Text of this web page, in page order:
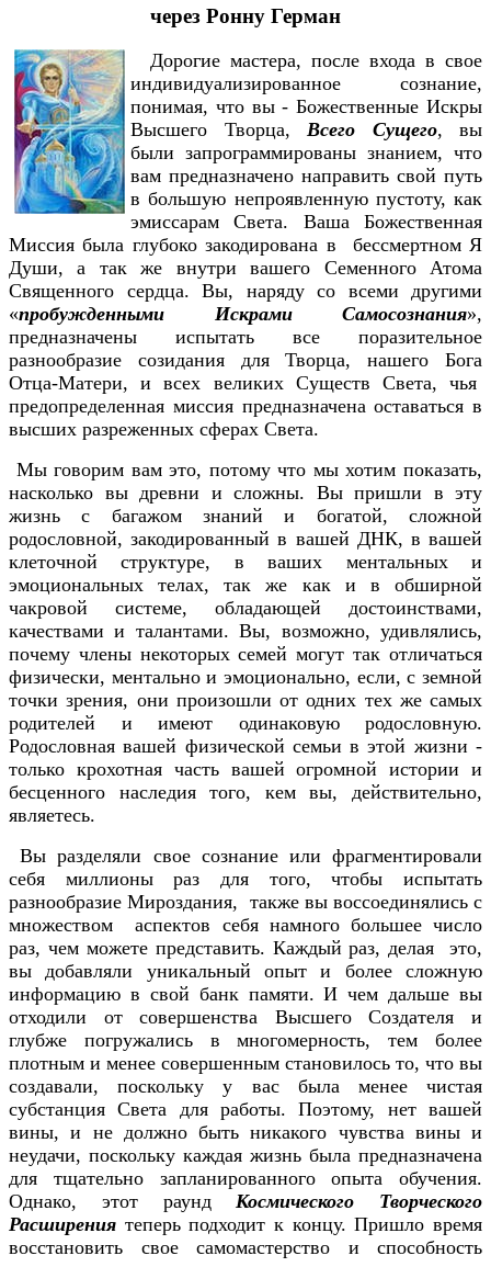
через Ронну Герман
Дорогие мастера, после входа в свое
индивидуализированное сознание,
понимая, что вы - Божественные Искры
Высшего Творца, Всего Сущего, вы
были запрограммированы знанием, что
вам предназначено направить свой путь
в большую непроявленную пустоту, как
эмиссарам Света. Ваша Божественная
Миссия была глубоко закодирована в бессмертном Я
Души, а так же внутри вашего Семенного Атома
Священного сердца. Вы, наряду со всеми другими
«пробужденными Искрами Самосознания»,
предназначены испытать все поразительное
разнообразие созидания для Творца, нашего Бога
Отца-Матери, и всех великих Существ Света, чья
предопределенная миссия предназначена оставаться в
высших разреженных сферах Света.
Мы говорим вам это, потому что мы хотим показать,
насколько вы древни и сложны. Вы пришли в эту
жизнь с багажом знаний и богатой, сложной
родословной, закодированный в вашей ДНК, в вашей
клеточной структуре, в ваших ментальных и
эмоциональных телах, так же как и в обширной
чакровой системе, обладающей достоинствами,
качествами и талантами. Вы, возможно, удивлялись,
почему члены некоторых семей могут так отличаться
физически, ментально и эмоционально, если, с земной
точки зрения, они произошли от одних тех же самых
родителей и имеют одинаковую родословную.
Родословная вашей физической семьи в этой жизни -
только крохотная часть вашей огромной истории и
бесценного наследия того, кем вы, действительно,
являетесь.
Вы разделяли свое сознание или фрагментировали
себя миллионы раз для того, чтобы испытать
разнообразие Мироздания, также вы воссоединялись с
множеством аспектов себя намного большее число
раз, чем можете представить. Каждый раз, делая это,
вы добавляли уникальный опыт и более сложную
информацию в свой банк памяти. И чем дальше вы
отходили от совершенства Высшего Создателя и
глубже погружались в многомерность, тем более
плотным и менее совершенным становилось то, что вы
создавали, поскольку у вас была менее чистая
субстанция Света для работы. Поэтому, нет вашей
вины, и не должно быть никакого чувства вины и
неудачи, поскольку каждая жизнь была предназначена
для тщательно запланированного опыта обучения.
Однако, этот раунд Космического Творческого
Расширения теперь подходит к концу. Пришло время
восстановить свое самомастерство и способность